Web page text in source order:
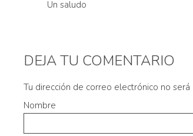
Un saludo
DEJA TU COMENTARIO
Tu dirección de correo electrónico no será
Nombre